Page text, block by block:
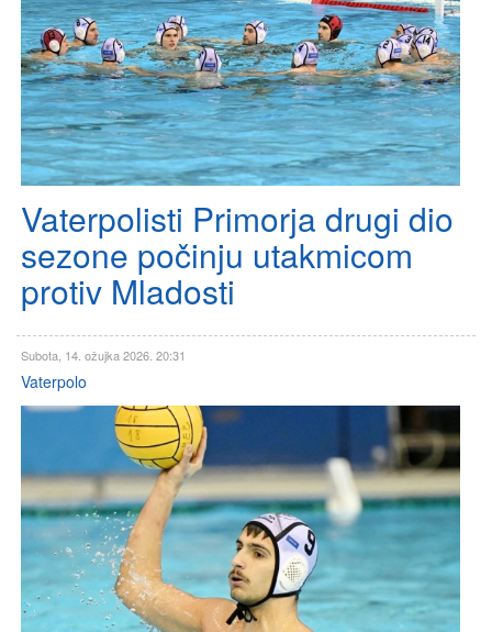
Vaterpolisti Primorja drugi dio
sezone počinju utakmicom
protiv Mladosti
Subota, 14. ožujka 2026. 20:31
Vaterpolo